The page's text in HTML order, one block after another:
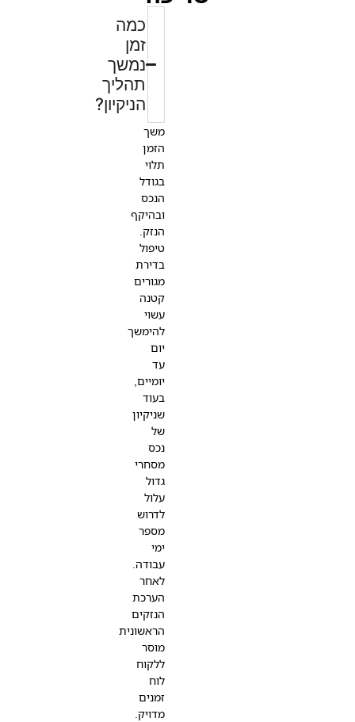
כמה
זמן
נמשך
תהליך
הניקיון?
משך
הזמן
תלוי
בגודל
הנכס
ובהיקף
הנזק.
טיפול
בדירת
מגורים
קטנה
עשוי
להימשך
יום
עד
יומיים,
בעוד
שניקיון
של
נכס
מסחרי
גדול
עלול
לדרוש
מספר
ימי
עבודה.
לאחר
הערכת
הנזקים
הראשונית
מוסר
ללקוח
לוח
זמנים
מדויק.